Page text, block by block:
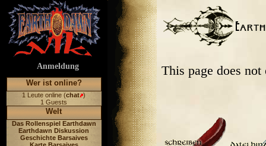
Anmeldung
Wer ist online?
1 Leute online (chat )
1 Guests
Welt
Das Rollenspiel Earthdawn
Earthdawn Diskussion
Geschichte Barsaives
This page does